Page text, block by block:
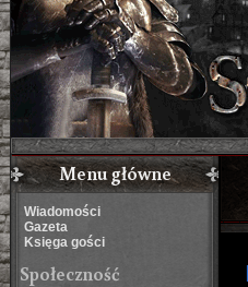
Menu główne
Wiadomości
Gazeta
Księga gości
Społeczność